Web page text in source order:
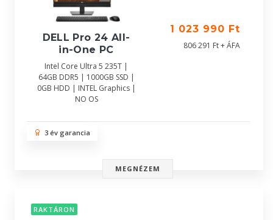
DELL Pro 24 All-
in-One PC
Intel Core Ultra 5 235T |
64GB DDR5 | 1000GB SSD |
0GB HDD | INTEL Graphics |
NO OS
1 023 990 Ft
806 291 Ft + ÁFA
3 év garancia
MEGNÉZEM
RAKTÁRON